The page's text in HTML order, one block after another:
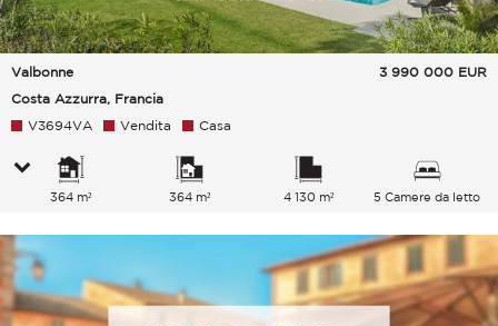
Valbonne
Costa Azzurra, Francia
3 990 000 EUR
V3694VA Vendita Casa
364 m² 364 m² 4 130 m² 5 Camere da letto